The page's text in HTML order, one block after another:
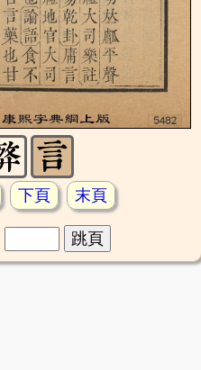
下頁 末頁